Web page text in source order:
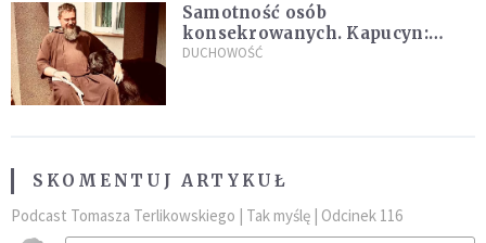
Samotność osób
konsekrowanych. Kapucyn:
Życie w pojedynkę rzadko jest
DUCHOWOŚĆ
SKOMENTUJ ARTYKUŁ
Podcast Tomasza Terlikowskiego | Tak myślę | Odcinek 116